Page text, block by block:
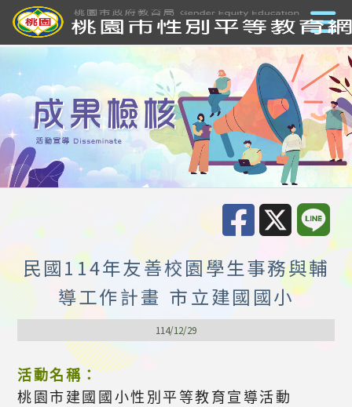
民國114年友善校園學生事務與輔
導工作計畫 市立建國國小
114/12/29
活動名稱：
桃園市建國國小性別平等教育宣導活動